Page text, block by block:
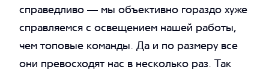
+7 499 685 00 43
справедливо — мы объективно гораздо хуже
справляемся с освещением нашей работы,
чем топовые команды. Да и по размеру все
они превосходят нас в несколько раз. Так